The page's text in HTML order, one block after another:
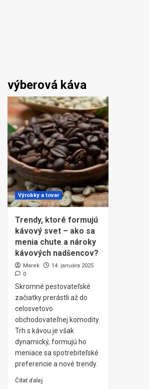
výberová káva
Výrobky a tovar
Trendy, ktoré formujú
kávový svet – ako sa
menia chute a nároky
kávových nadšencov?
Marek
14. januára 2025
0
Skromné pestovateľské
začiatky prerástli až do
celosvetovo
obchodovateľnej komodity.
Trh s kávou je však
dynamický, formujú ho
meniace sa spotrebiteľské
preferencie a nové trendy.
Čítať ďalej